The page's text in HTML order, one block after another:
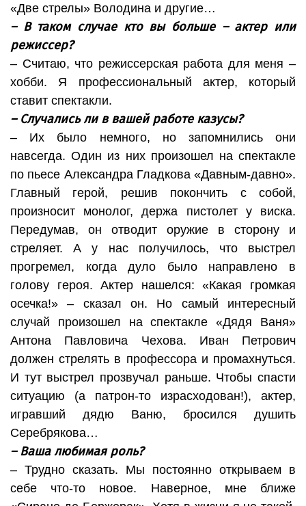
«Две стрелы» Володина и другие…
– В таком случае кто вы больше – актер или
режиссер?
– Считаю, что режиссерская работа для меня –
хобби. Я профессиональный актер, который
ставит спектакли.
– Случались ли в вашей работе казусы?
– Их было немного, но запомнились они
навсегда. Один из них произошел на спектакле
по пьесе Александра Гладкова «Давным-давно».
Главный герой, решив покончить с собой,
произносит монолог, держа пистолет у виска.
Передумав, он отводит оружие в сторону и
стреляет. А у нас получилось, что выстрел
прогремел, когда дуло было направлено в
голову героя. Актер нашелся: «Какая громкая
осечка!» – сказал он. Но самый интересный
случай произошел на спектакле «Дядя Ваня»
Антона Павловича Чехова. Иван Петрович
должен стрелять в профессора и промахнуться.
И тут выстрел прозвучал раньше. Чтобы спасти
ситуацию (а патрон-то израсходован!), актер,
игравший дядю Ваню, бросился душить
Серебрякова…
– Ваша любимая роль?
– Трудно сказать. Мы постоянно открываем в
себе что-то новое. Наверное, мне ближе